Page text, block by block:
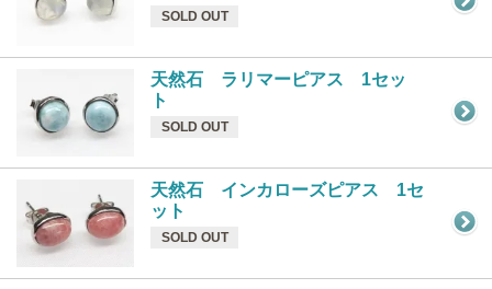
SOLD OUT
天然石 ラリマーピアス 1セッ
ト
SOLD OUT
天然石 インカローズピアス 1セ
ット
SOLD OUT